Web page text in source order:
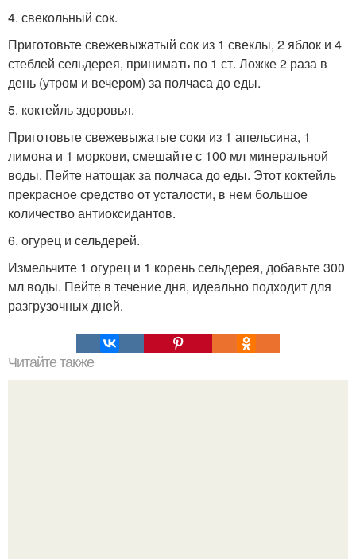
4. свекольный сок.
Приготовьте свежевыжатый сок из 1 свеклы, 2 яблок и 4
стеблей сельдерея, принимать по 1 ст. Ложке 2 раза в
день (утром и вечером) за полчаса до еды.
5. коктейль здоровья.
Приготовьте свежевыжатые соки из 1 апельсина, 1
лимона и 1 моркови, смешайте с 100 мл минеральной
воды. Пейте натощак за полчаса до еды. Этот коктейль
прекрасное средство от усталости, в нем большое
количество антиоксидантов.
6. огурец и сельдерей.
Измельчите 1 огурец и 1 корень сельдерея, добавьте 300
мл воды. Пейте в течение дня, идеально подходит для
разгрузочных дней.
Читайте также